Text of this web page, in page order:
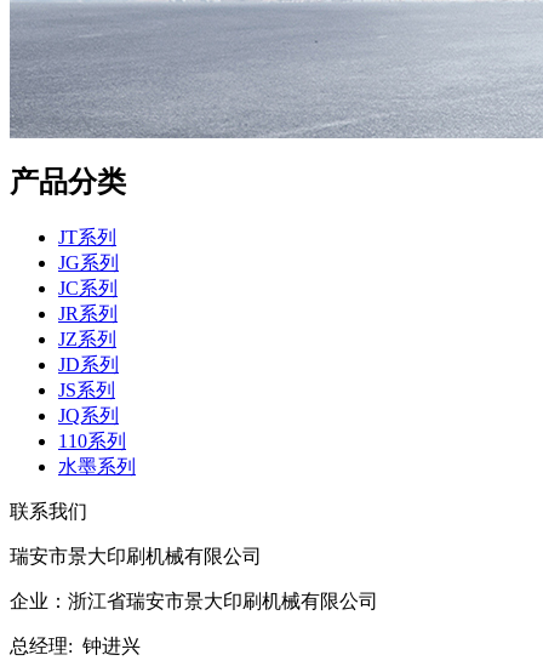
产品分类
JT系列
JG系列
JC系列
JR系列
JZ系列
JD系列
JS系列
JQ系列
110系列
水墨系列
联系我们
瑞安市景大印刷机械有限公司
企业：浙江省瑞安市景大印刷机械有限公司
总经理: 钟进兴